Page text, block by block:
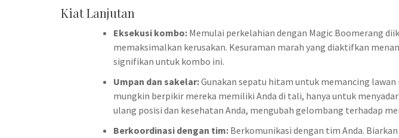
Kiat Lanjutan
Eksekusi kombo: Memulai perkelahian dengan Magic Boomerang
memaksimalkan kerusakan. Kesuraman marah yang diaktifkan
signifikan untuk kombo ini.
Umpan dan sakelar:Gunakan sepatu hitam untuk memancing lawan
mungkin berpikir mereka memiliki Anda di tali, hanya untuk
ulang posisi dan kesehatan Anda, mengubah gelombang terhadap
Berkoordinasi dengan tim: Berkomunikasi dengan tim Anda.